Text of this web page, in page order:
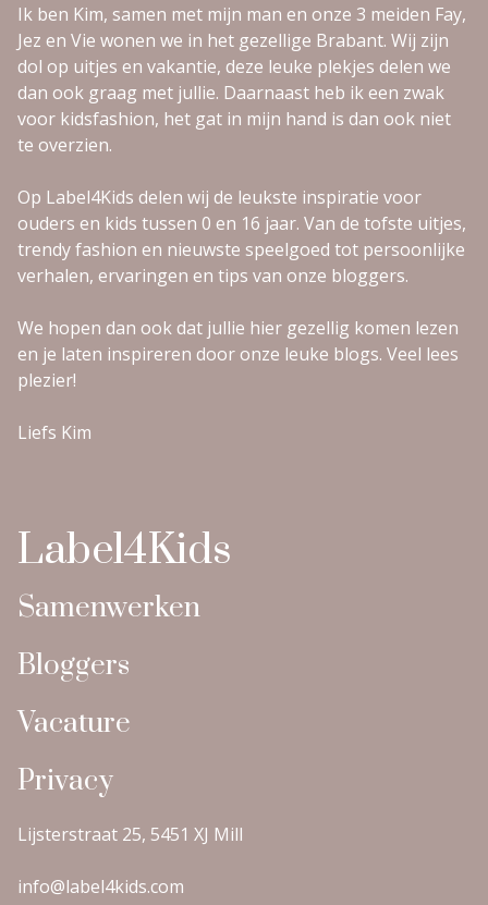
Ik ben Kim, samen met mijn man en onze 3 meiden Fay,
Jez en Vie wonen we in het gezellige Brabant. Wij zijn
dol op uitjes en vakantie, deze leuke plekjes delen we
dan ook graag met jullie. Daarnaast heb ik een zwak
voor kidsfashion, het gat in mijn hand is dan ook niet
te overzien.
Op Label4Kids delen wij de leukste inspiratie voor
ouders en kids tussen 0 en 16 jaar. Van de tofste uitjes,
trendy fashion en nieuwste speelgoed tot persoonlijke
verhalen, ervaringen en tips van onze bloggers.
We hopen dan ook dat jullie hier gezellig komen lezen
en je laten inspireren door onze leuke blogs. Veel lees
plezier!
Liefs Kim
Label4Kids
Samenwerken
Bloggers
Vacature
Privacy
Lijsterstraat 25, 5451 XJ Mill
info@label4kids.com